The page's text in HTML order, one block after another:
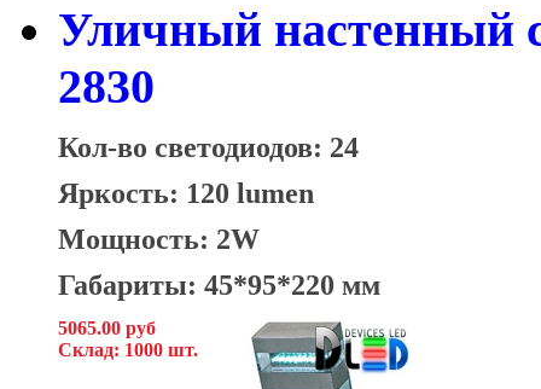
Уличный настенный
2830
Кол-во светодиодов: 24
Яркость: 120 lumen
Мощность: 2W
Габариты: 45*95*220 мм
5065.00 руб
Склад: 1000 шт.